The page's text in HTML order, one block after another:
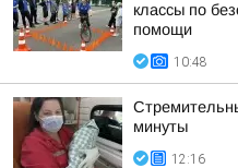
классы по
помощи
10:48
минуты
12:16